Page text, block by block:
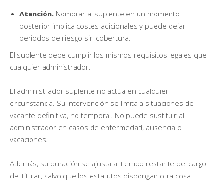
Atención. Nombrar al suplente en un momento
posterior implica costes adicionales y puede dejar
periodos de riesgo sin cobertura.
El suplente debe cumplir los mismos requisitos legales que
cualquier administrador.
El administrador suplente no actúa en cualquier
circunstancia. Su intervención se limita a situaciones de
vacante definitiva, no temporal. No puede sustituir al
administrador en casos de enfermedad, ausencia o
vacaciones.
Además, su duración se ajusta al tiempo restante del cargo
del titular, salvo que los estatutos dispongan otra cosa.